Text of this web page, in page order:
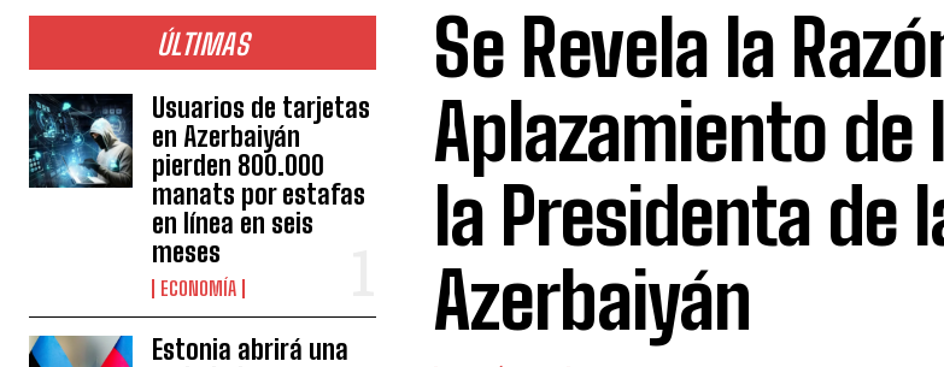
ÚLTIMAS
Usuarios de tarjetas
en Azerbaiyán
pierden 800.000
manats por estafas
en línea en seis
meses
ECONOMÍA
Estonia abrirá una
Se Revela la
Aplazamiento de
la Presidenta de
Azerbaiyán